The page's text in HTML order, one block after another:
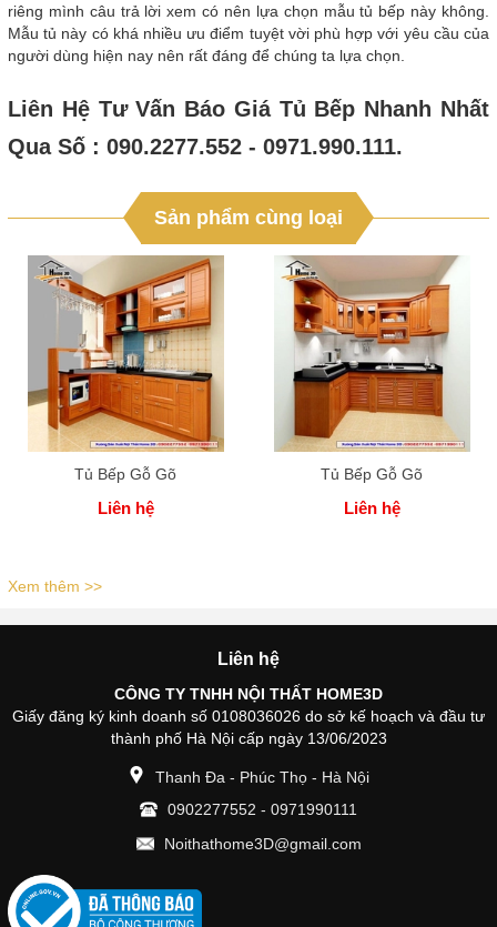
riêng mình câu trả lời xem có nên lựa chọn mẫu tủ bếp này không.
Mẫu tủ này có khá nhiều ưu điểm tuyệt vời phù hợp với yêu cầu của
người dùng hiện nay nên rất đáng để chúng ta lựa chọn.
Liên Hệ Tư Vấn Báo Giá Tủ Bếp Nhanh Nhất
Qua Số : 090.2277.552 - 0971.990.111.
Sản phẩm cùng loại
Tủ Bếp Gỗ Gõ
Liên hệ
Tủ Bếp Gỗ Gõ
Liên hệ
Xem thêm >>
Liên hệ
CÔNG TY TNHH NỘI THẤT HOME3D
Giấy đăng ký kinh doanh số 0108036026 do sở kế hoạch và đầu tư
thành phố Hà Nội cấp ngày 13/06/2023
Thanh Đa - Phúc Thọ - Hà Nội
0902277552 - 0971990111
Noithathome3D@gmail.com